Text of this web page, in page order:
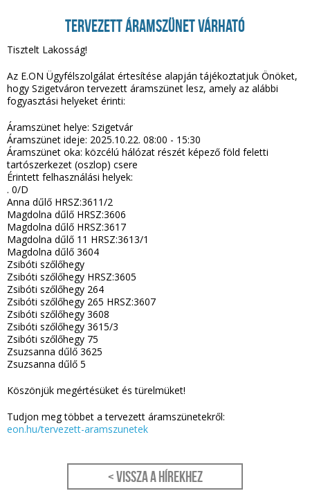
Tervezett áramszünet várható
Tisztelt Lakosság!
Az E.ON Ügyfélszolgálat értesítése alapján tájékoztatjuk Önöket,
hogy Szigetváron tervezett áramszünet lesz, amely az alábbi
fogyasztási helyeket érinti:
Áramszünet helye: Szigetvár
Áramszünet ideje: 2025.10.22. 08:00 - 15:30
Áramszünet oka: közcélú hálózat részét képező föld feletti
tartószerkezet (oszlop) csere
Érintett felhasználási helyek:
. 0/D
Anna dűlő HRSZ:3611/2
Magdolna dűlő HRSZ:3606
Magdolna dűlő HRSZ:3617
Magdolna dűlő 11 HRSZ:3613/1
Magdolna dűlő 3604
Zsibóti szőlőhegy
Zsibóti szőlőhegy HRSZ:3605
Zsibóti szőlőhegy 264
Zsibóti szőlőhegy 265 HRSZ:3607
Zsibóti szőlőhegy 3608
Zsibóti szőlőhegy 3615/3
Zsibóti szőlőhegy 75
Zsuzsanna dűlő 3625
Zsuzsanna dűlő 5
Köszönjük megértésüket és türelmüket!
Tudjon meg többet a tervezett áramszünetekről:
eon.hu/tervezett-aramszunetek
< Vissza a hírekhez